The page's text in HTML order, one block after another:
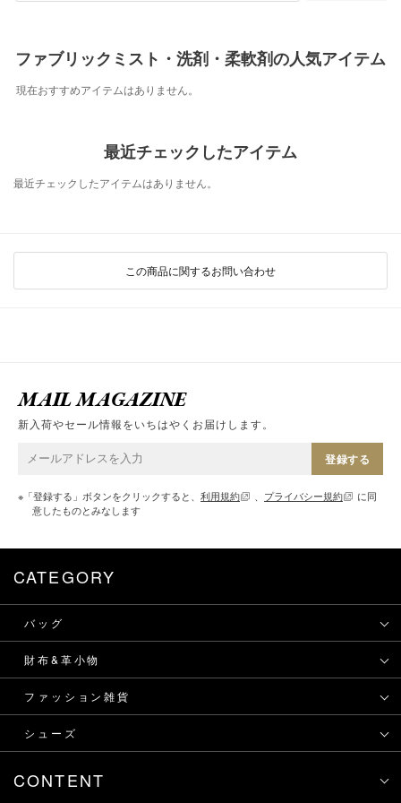
ファブリックミスト・洗剤・柔軟剤の人気アイテム
現在おすすめアイテムはありません。
最近チェックしたアイテム
最近チェックしたアイテムはありません。
この商品に関するお問い合わせ
MAIL MAGAZINE
新入荷やセール情報をいちはやくお届けします。
登録する
※「登録する」ボタンをクリックすると、 利用規約 プライバシー規約
に同
意したものとみなします
CATEGORY
バッグ
財布&革小物
ファッション雑貨
シューズ
CONTENT